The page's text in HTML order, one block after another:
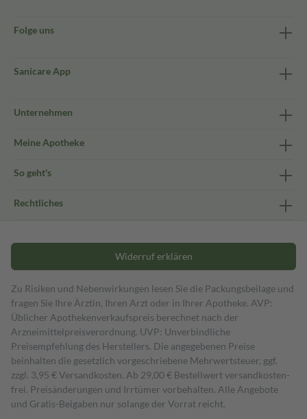
Folge uns
Sanicare App
Unternehmen
Meine Apotheke
So geht's
Rechtliches
Widerruf erklären
Zu Risiken und Nebenwirkungen lesen Sie die Packungsbeilage und
fragen Sie Ihre Ärztin, Ihren Arzt oder in Ihrer Apotheke. AVP:
Üblicher Apothekenverkaufspreis berechnet nach der
Arzneimittelpreisverordnung. UVP: Unverbindliche
Preisempfehlung des Herstellers. Die angegebenen Preise
beinhalten die gesetzlich vorgeschriebene Mehrwertsteuer, ggf.
zzgl. 3,95 € Versandkosten. Ab 29,00 € Bestell­wert versand­kosten­
frei. Preisänderungen und Irrtümer vorbehalten. Alle Angebote
und Gratis-Beigaben nur solange der Vorrat reicht.